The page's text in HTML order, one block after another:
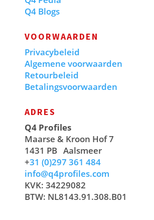
Q4 Blogs
VOORWAARDEN
Privacybeleid
Algemene voorwaarden
Retourbeleid
Betalingsvoorwaarden
ADRES
Q4 Profiles
Maarse & Kroon Hof 7
1431 PB Aalsmeer
+31 (0)297 361 484
info@q4profiles.com
KVK: 34229082
BTW: NL8143.91.308.B01